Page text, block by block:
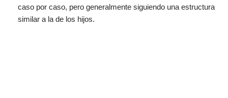
caso por caso, pero generalmente siguiendo una estructura
similar a la de los hijos.